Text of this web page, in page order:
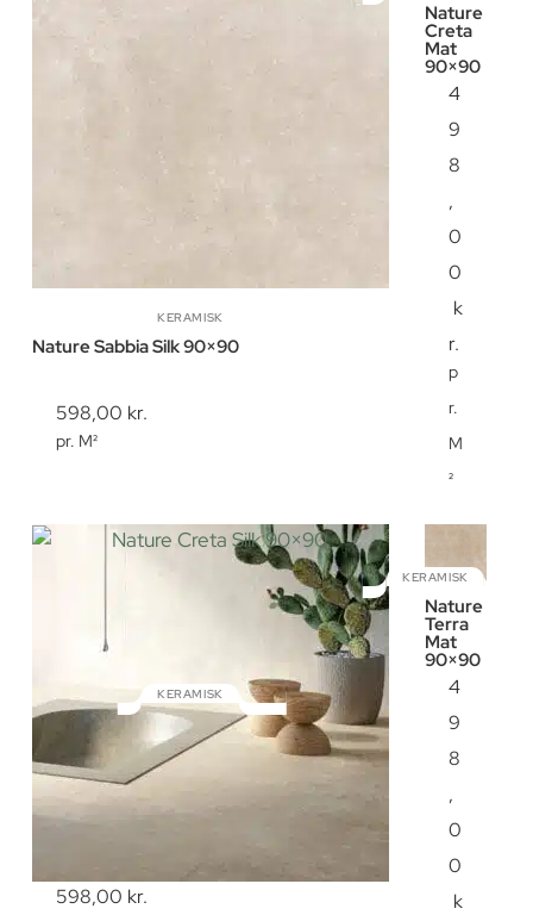
KERAMISK
Nature Sabbia Silk 90×90
598,00 kr.
pr. M²
Nature
Creta
Mat
90×90
4
9
8
,
0
0
k
r.
p
r.
M
²
KERAMISK
Nature Creta Silk 90×90
598,00 kr.
KERAMISK
Nature
Terra
Mat
90×90
4
9
8
,
0
0
k